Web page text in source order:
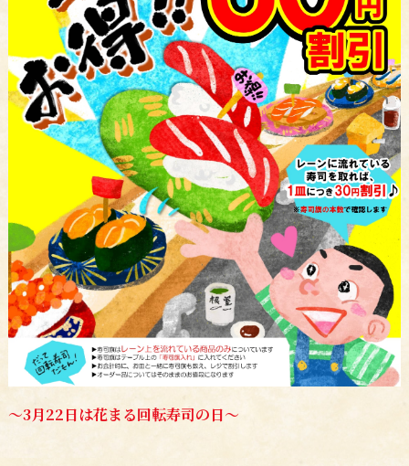
～3月22日は花まる回転寿司の日～